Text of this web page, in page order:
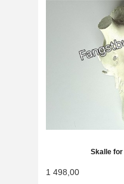
Skalle
1 498,00